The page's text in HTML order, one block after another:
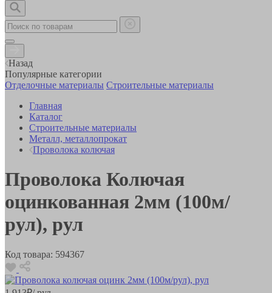
Назад
Популярные категории
Отделочные материалы Строительные материалы
Главная
Каталог
Строительные материалы
Металл, металлопрокат
Проволока колючая
Проволока Колючая
оцинкованная 2мм (100м/
рул), рул
Код товара: 594367